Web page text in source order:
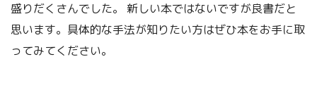
盛りだくさんでした。 新しい本ではないですが良書だと
思います。具体的な手法が知りたい方はぜひ本をお手に取
ってみてください。